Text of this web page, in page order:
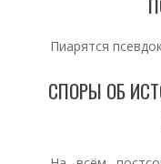
Пиарятся
СПОРЫ ОБ